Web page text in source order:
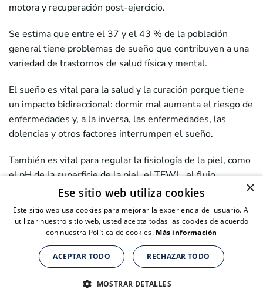
motora y recuperación post-ejercicio.
Se estima que entre el 37 y el 43 % de la población
general tiene problemas de sueño que contribuyen a una
variedad de trastornos de salud física y mental.
El sueño es vital para la salud y la curación porque tiene
un impacto bidireccional: dormir mal aumenta el riesgo de
enfermedades y, a la inversa, las enfermedades, las
dolencias y otros factores interrumpen el sueño.
También es vital para regular la fisiología de la piel, como
el pH de la superficie de la piel, el TEWL, el flujo
sanguíneo y la temperatura de la piel. Por ejemplo, en
referencia a la salud de la piel, un estudio clínico de
mujeres posmenopáusicas mostró que aquellas que
dormían menos de cinco horas por día tenían una mayor
pérdida de TEWL, una función de barrera cutánea
disminuida y una recuperación más prolongada después
del eritema inducido por los rayos UV.
Suplementos nutricionales para personas de + de 40 años
CLICK AQUÍ PARA COMPRAR
×
Ese sitio web utiliza cookies
Este sitio web usa cookies para mejorar la experiencia del usuario. Al
utilizar nuestro sitio web, usted acepta todas las cookies de acuerdo
con nuestra Política de cookies. Más información
ACEPTAR TODO RECHAZAR TODO
MOSTRAR DETALLES